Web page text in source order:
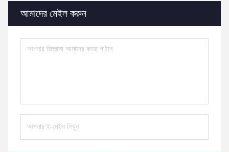
আমাদের মেইল করুন